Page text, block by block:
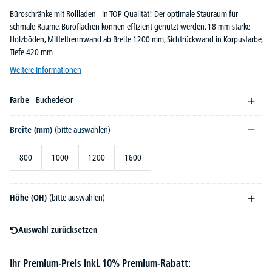
Büroschränke mit Rollladen - in TOP Qualität! Der optimale Stauraum für
schmale Räume. Büroflächen können effizient genutzt werden. 18 mm starke
Holzböden, Mitteltrennwand ab Breite 1200 mm, Sichtrückwand in Korpusfarbe,
Tiefe 420 mm
Weitere Informationen
Farbe - Buchedekor
Breite (mm) (bitte auswählen)
800 1000 1200 1600
Höhe (OH) (bitte auswählen)
Auswahl zurücksetzen
Ihr Premium-Preis inkl. 10% Premium-Rabatt: